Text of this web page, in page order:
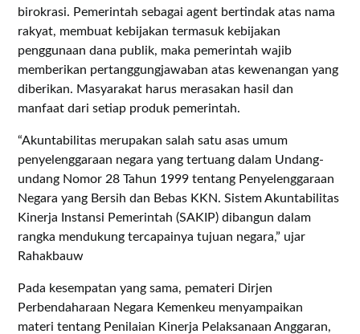
birokrasi. Pemerintah sebagai agent bertindak atas nama
rakyat, membuat kebijakan termasuk kebijakan
penggunaan dana publik, maka pemerintah wajib
memberikan pertanggungjawaban atas kewenangan yang
diberikan. Masyarakat harus merasakan hasil dan
manfaat dari setiap produk pemerintah.
“Akuntabilitas merupakan salah satu asas umum
penyelenggaraan negara yang tertuang dalam Undang-
undang Nomor 28 Tahun 1999 tentang Penyelenggaraan
Negara yang Bersih dan Bebas KKN. Sistem Akuntabilitas
Kinerja Instansi Pemerintah (SAKIP) dibangun dalam
rangka mendukung tercapainya tujuan negara,” ujar
Rahakbauw
Pada kesempatan yang sama, pemateri Dirjen
Perbendaharaan Negara Kemenkeu menyampaikan
materi tentang Penilaian Kinerja Pelaksanaan Anggaran,